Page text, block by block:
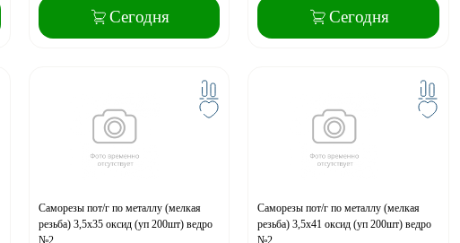
Сегодня Сегодня
Саморезы пот/г по металлу (мелкая
резьба) 3,5x35 оксид (уп 200шт) ведро
№2
Саморезы пот/г по металлу (мелкая
резьба) 3,5x41 оксид (уп 200шт) ведро
№2